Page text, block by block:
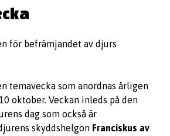
för befrämjandet av djurs
temavecka som anordnas årligen
oktober. Veckan inleds på den
dag som också är
skyddshelgon Franciskus av